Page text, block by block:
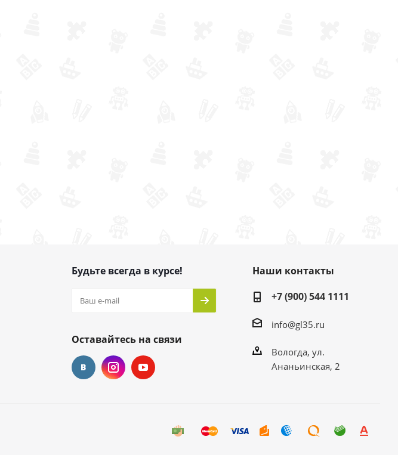
Будьте всегда в курсе!
Оставайтесь на связи
Наши контакты
+7 (900) 544 1111
info@gl35.ru
Вологда, ул.
Ананьинская, 2